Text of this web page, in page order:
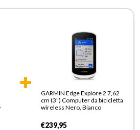
GARMIN Edge Explore 2 7,62
cm (3") Computer da bicicletta
wireless Nero, Bianco
€239,95